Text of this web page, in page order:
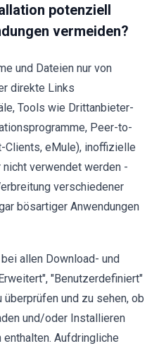
potenziell
vermeiden?
und Dateien nur von
direkte Links
Tools wie Drittanbieter-
Peer-to-
Clients, eMule), inoffizielle
verwendet werden -
verschiedener
bösartiger Anwendungen
allen Download- und
"Benutzerdefiniert"
und zu sehen, ob
und/oder Installieren
Aufdringliche